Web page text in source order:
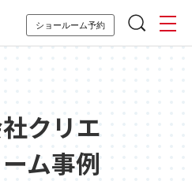
ショールーム予約
クリエ
ム事例